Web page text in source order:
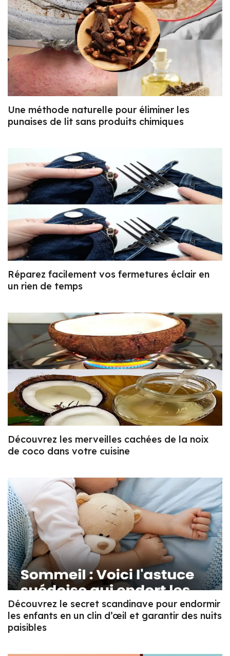
Une méthode naturelle pour éliminer les
punaises de lit sans produits chimiques
Réparez facilement vos fermetures éclair en
un rien de temps
Découvrez les merveilles cachées de la noix
de coco dans votre cuisine
Découvrez le secret scandinave pour endormir
les enfants en un clin d’œil et garantir des nuits
paisibles